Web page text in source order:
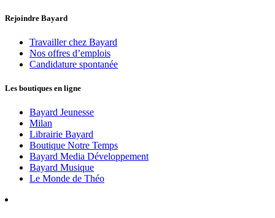
Rejoindre Bayard
Travailler chez Bayard
Nos offres d’emplois
Candidature spontanée
Les boutiques en ligne
Bayard Jeunesse
Milan
Librairie Bayard
Boutique Notre Temps
Bayard Media Développement
Bayard Musique
Le Monde de Théo